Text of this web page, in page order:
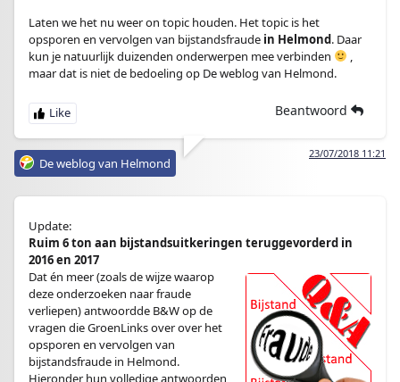
Laten we het nu weer on topic houden. Het topic is het
opsporen en vervolgen van bijstandsfraude in Helmond. Daar
kun je natuurlijk duizenden onderwerpen mee verbinden
,
maar dat is niet de bedoeling op De weblog van Helmond.
Beantwoord
23/07/2018 11:21
De weblog van Helmond
Update:
Ruim 6 ton aan bijstandsuitkeringen teruggevorderd in
2016 en 2017
Dat én meer (zoals de wijze waarop
deze onderzoeken naar fraude
verliepen) antwoordde B&W op de
vragen die GroenLinks over over het
opsporen en vervolgen van
bijstandsfraude in Helmond.
Hieronder hun volledige antwoorden